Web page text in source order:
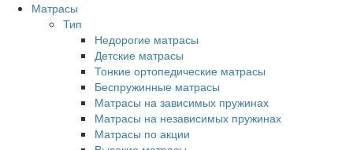
Матрасы
Тип
Недорогие матрасы
Детские матрасы
Тонкие ортопедические матрасы
Беспружинные матрасы
Матрасы на зависимых пружинах
Матрасы на независимых пружинах
Матрасы по акции